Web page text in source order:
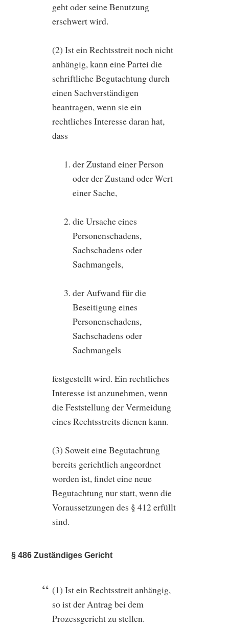
geht oder seine Benutzung
erschwert wird.
(2) Ist ein Rechtsstreit noch nicht
anhängig, kann eine Partei die
schriftliche Begutachtung durch
einen Sachverständigen
beantragen, wenn sie ein
rechtliches Interesse daran hat,
dass
der Zustand einer Person
oder der Zustand oder Wert
einer Sache,
die Ursache eines
Personenschadens,
Sachschadens oder
Sachmangels,
der Aufwand für die
Beseitigung eines
Personenschadens,
Sachschadens oder
Sachmangels
festgestellt wird. Ein rechtliches
Interesse ist anzunehmen, wenn
die Feststellung der Vermeidung
eines Rechtsstreits dienen kann.
(3) Soweit eine Begutachtung
bereits gerichtlich angeordnet
worden ist, findet eine neue
Begutachtung nur statt, wenn die
Voraussetzungen des § 412 erfüllt
sind.
§ 486 Zuständiges Gericht
(1) Ist ein Rechtsstreit anhängig,
so ist der Antrag bei dem
Prozessgericht zu stellen.